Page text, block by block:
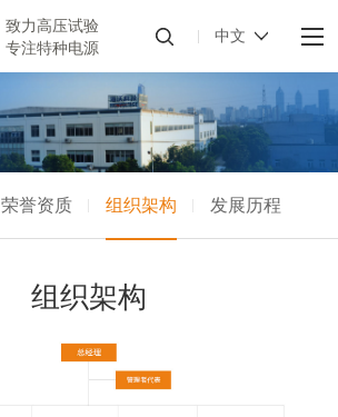
致力高压试验
专注特种电源
中文
荣誉资质 组织架构 发展历程
组织架构